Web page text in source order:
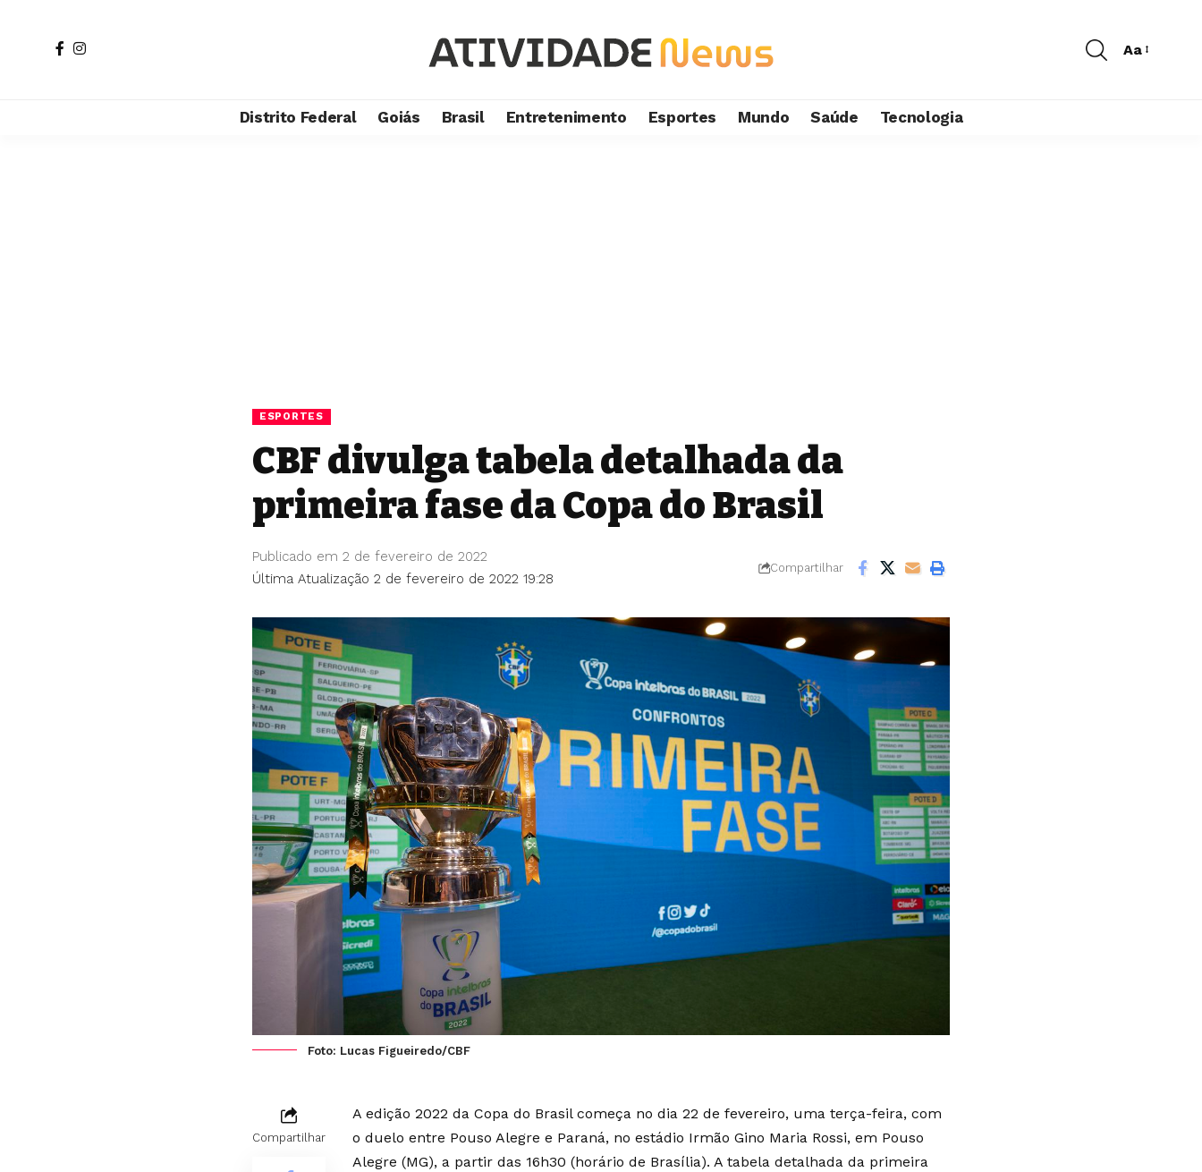
Aa
Distrito Federal Goiás Brasil Entretenimento Esportes Mundo Saúde Tecnologia
ESPORTES
CBF divulga tabela detalhada da
primeira fase da Copa do Brasil
Última Atualização 2 de fevereiro de 2022 19:28
Publicado em 2 de fevereiro de 2022
Compartilhar
Foto: Lucas Figueiredo/CBF
Compartilhar
A edição 2022 da Copa do Brasil começa no dia 22 de fevereiro, uma terça-feira, com
o duelo entre Pouso Alegre e Paraná, no estádio Irmão Gino Maria Rossi, em Pouso
Alegre (MG), a partir das 16h30 (horário de Brasília). A tabela detalhada da primeira